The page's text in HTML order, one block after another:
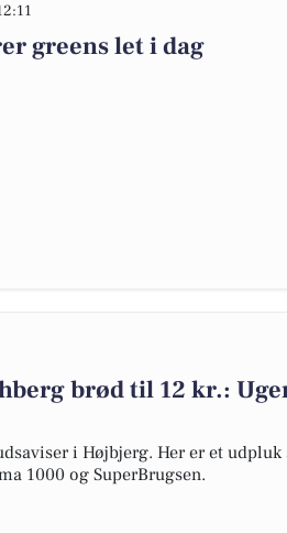
greens let i dag
brød til 12 kr.:
i Højbjerg. Her er et udpluk
1000 og SuperBrugsen.